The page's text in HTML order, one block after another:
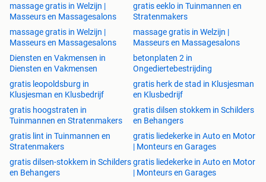
massage gratis in Welzijn |
Masseurs en Massagesalons
gratis eeklo in Tuinmannen en
Stratenmakers
massage gratis in Welzijn |
Masseurs en Massagesalons
massage gratis in Welzijn |
Masseurs en Massagesalons
Diensten en Vakmensen in
Diensten en Vakmensen
betonplaten 2 in
Ongediertebestrijding
gratis leopoldsburg in
Klusjesman en Klusbedrijf
gratis herk de stad in Klusjesman
en Klusbedrijf
gratis hoogstraten in
Tuinmannen en Stratenmakers
gratis dilsen stokkem in Schilders
en Behangers
gratis lint in Tuinmannen en
Stratenmakers
gratis liedekerke in Auto en Motor
| Monteurs en Garages
gratis dilsen-stokkem in Schilders
en Behangers
gratis liedekerke in Auto en Motor
| Monteurs en Garages